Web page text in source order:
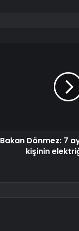
Bakan Dönmez: 7
kişinin